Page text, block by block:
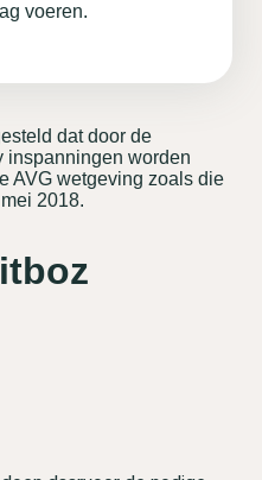
voeren.
dat door de
inspanningen worden
AVG wetgeving zoals die
2018.